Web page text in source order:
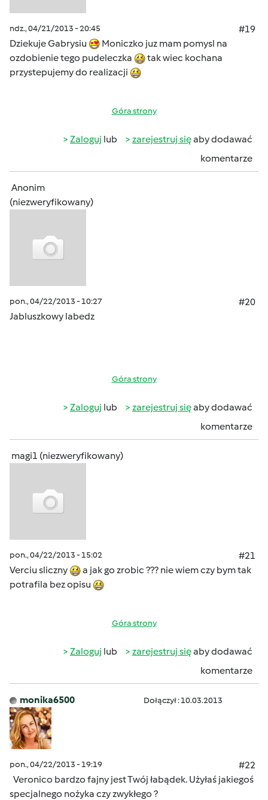
ndz., 04/21/2013 - 20:45
#19
Dziekuje Gabrysiu
Moniczko juz mam pomysl na
ozdobienie tego pudeleczka
tak wiec kochana
przystepujemy do realizacji
Góra strony
Zaloguj lub zarejestruj sięaby dodawać
komentarze
Anonim
(niezweryfikowany)
pon., 04/22/2013 - 10:27
#20
Jabluszkowy labedz
Góra strony
Zaloguj lub zarejestruj sięaby dodawać
komentarze
magi1 (niezweryfikowany)
pon., 04/22/2013 - 15:02
#21
Verciu sliczny
a jak go zrobic ??? nie wiem czy bym tak
potrafila bez opisu
Góra strony
Zaloguj lub zarejestruj sięaby dodawać
komentarze
monika6500 Dołączył : 10.03.2013
pon., 04/22/2013 - 19:19
#22
Veronico bardzo fajny jest Twój łabądek. Użyłaś jakiegoś
specjalnego nożyka czy zwykłego ?